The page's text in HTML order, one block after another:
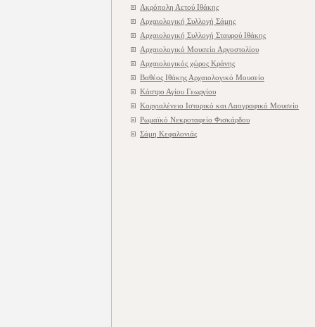
Ακρόπολη Αετού Ιθάκης
Αρχαιολογική Συλλογή Σάμης
Αρχαιολογική Συλλογή Σταυρού Ιθάκης
Αρχαιολογικό Μουσείο Αργοστολίου
Αρχαιολογικός χώρος Κράνης
Βαθέος Ιθάκης Αρχαιολογικό Μουσείο
Κάστρο Αγίου Γεωργίου
Κοργιαλένειο Ιστορικό και Λαογραφικό Μουσείο
Ρωμαϊκό Νεκροταφείο Φισκάρδου
Σάμη Κεφαλονιάς